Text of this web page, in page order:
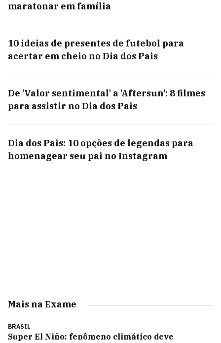
maratonar em família
10 ideias de presentes de futebol para
acertar em cheio no Dia dos Pais
De 'Valor sentimental' a 'Aftersun': 8 filmes
para assistir no Dia dos Pais
Dia dos Pais: 10 opções de legendas para
homenagear seu pai no Instagram
Mais na Exame
BRASIL
Super El Niño: fenômeno climático deve